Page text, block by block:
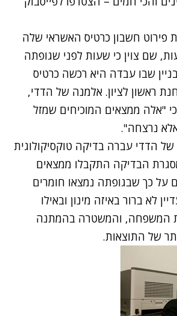
חשבון כרטיס האשראי שלה
שם צוין כי שעות לפני שגופתה
שבו עבדה היא רכשה כרטיס
ראשון לציון. אלמנה של הדדי,
"אלה ממצאים המוכיחים שמזל
נרצחה".
הדדי עברה בדיקה טוקסיקולוגית
הבדיקה התקבלו ממצאים
על כך שבגופתה נמצאו חומרים
לא ברור באיזה מינון ובאילו
המשפחה, והמשטרה בהמתנה
של התוצאות.